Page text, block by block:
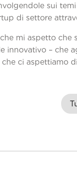
sui
di settore
mi aspetto che
innovativo – che
ci aspettiamo